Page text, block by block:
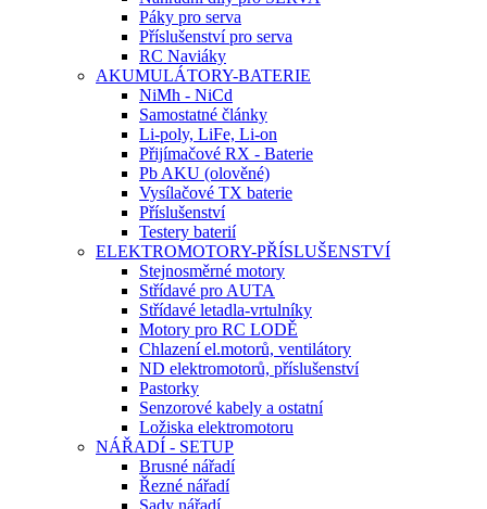
Páky pro serva
Příslušenství pro serva
RC Naviáky
AKUMULÁTORY-BATERIE
NiMh - NiCd
Samostatné články
Li-poly, LiFe, Li-on
Přijímačové RX - Baterie
Pb AKU (olověné)
Vysílačové TX baterie
Příslušenství
Testery baterií
ELEKTROMOTORY-PŘÍSLUŠENSTVÍ
Stejnosměrné motory
Střídavé pro AUTA
Střídavé letadla-vrtulníky
Motory pro RC LODĚ
Chlazení el.motorů, ventilátory
ND elektromotorů, příslušenství
Pastorky
Senzorové kabely a ostatní
Ložiska elektromotoru
NÁŘADÍ - SETUP
Brusné nářadí
Řezné nářadí
Sady nářadí